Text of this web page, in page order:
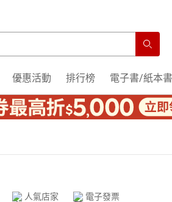
優惠活動 排行榜 電子書/紙本書
人氣店家 電子發票